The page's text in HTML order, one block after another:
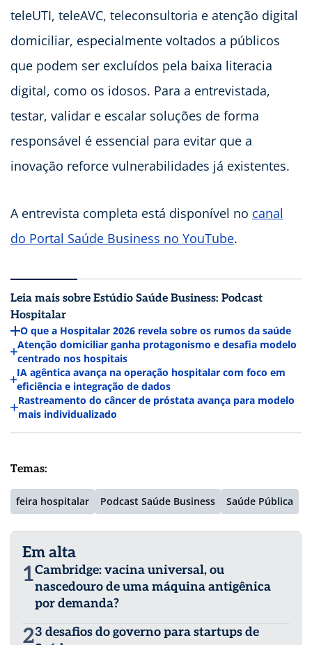
teleUTI, teleAVC, teleconsultoria e atenção digital
domiciliar, especialmente voltados a públicos
que podem ser excluídos pela baixa literacia
digital, como os idosos. Para a entrevistada,
testar, validar e escalar soluções de forma
responsável é essencial para evitar que a
inovação reforce vulnerabilidades já existentes.
A entrevista completa está disponível no canal
do Portal Saúde Business no YouTube.
Leia mais sobre Estúdio Saúde Business: Podcast
Hospitalar
O que a Hospitalar 2026 revela sobre os rumos da saúde
Atenção domiciliar ganha protagonismo e desafia modelo
centrado nos hospitais
IA agêntica avança na operação hospitalar com foco em
eficiência e integração de dados
Rastreamento do câncer de próstata avança para modelo
mais individualizado
Temas:
feira hospitalar Podcast Saúde Business Saúde Pública
Em alta
1Cambridge: vacina universal, ou
nascedouro de uma máquina antigênica
por demanda?
23 desafios do governo para startups de